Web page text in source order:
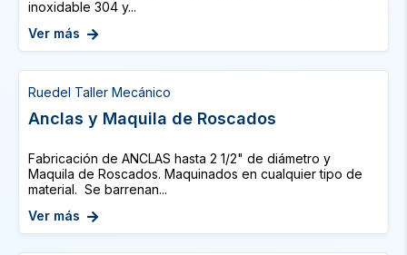
inoxidable 304 y...
Ver más
Ruedel Taller Mecánico
Anclas y Maquila de Roscados
Fabricación de ANCLAS hasta 2 1/2" de diámetro y
Maquila de Roscados. Maquinados en cualquier tipo de
material. Se barrenan...
Ver más